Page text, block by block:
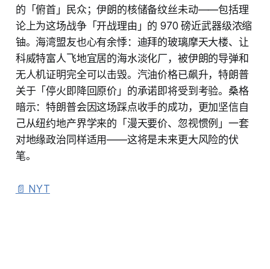
的「俯首」民众；伊朗的核储备纹丝未动——包括理
论上为这场战争「开战理由」的 970 磅近武器级浓缩
铀。海湾盟友也心有余悸：迪拜的玻璃摩天大楼、让
科威特富人飞地宜居的海水淡化厂，被伊朗的导弹和
无人机证明完全可以击毁。汽油价格已飙升，特朗普
关于「停火即降回原价」的承诺即将受到考验。桑格
暗示：特朗普会因这场踩点收手的成功，更加坚信自
己从纽约地产界学来的「漫天要价、忽视惯例」一套
对地缘政治同样适用——这将是未来更大风险的伏
笔。
📄 NYT